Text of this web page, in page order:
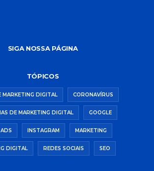
SIGA NOSSA PÁGINA
TÓPICOS
MARKETING DIGITAL CORONAVÍRUS
DE MARKETING DIGITAL GOOGLE
INSTAGRAM MARKETING
DIGITAL REDES SOCIAIS SEO